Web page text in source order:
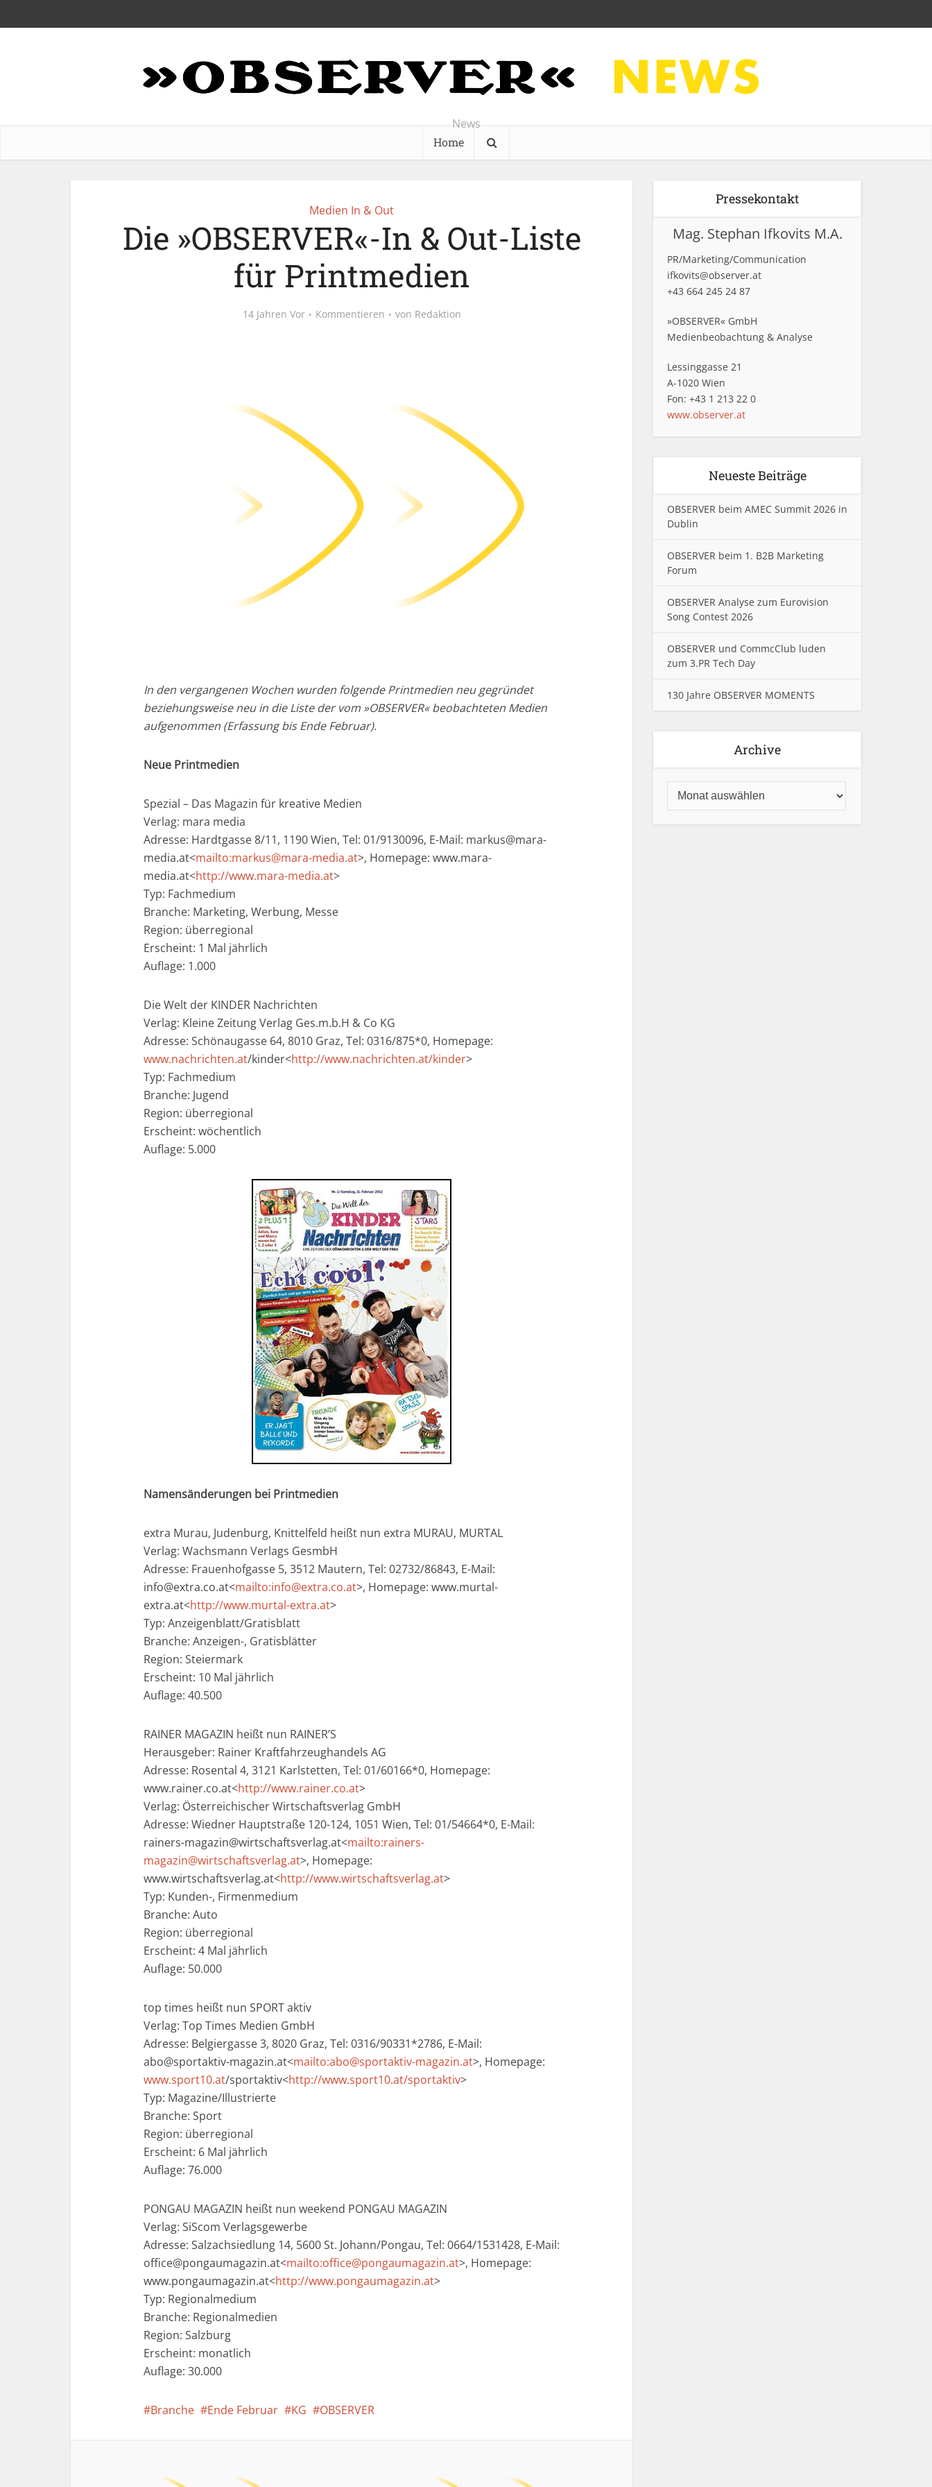
News
Home
Medien In & Out
Die »OBSERVER«-In & Out-Liste
für Printmedien
14 Jahren Vor Kommentieren von Redaktion
In den vergangenen Wochen wurden folgende Printmedien neu gegründet
beziehungsweise neu in die Liste der vom »OBSERVER« beobachteten Medien
aufgenommen (Erfassung bis Ende Februar).
Neue Printmedien
Spezial – Das Magazin für kreative Medien
Verlag: mara media
Adresse: Hardtgasse 8/11, 1190 Wien, Tel: 01/9130096, E-Mail: markus@mara-
media.at<mailto:markus@mara-media.at>, Homepage: www.mara-
media.at<http://www.mara-media.at>
Typ: Fachmedium
Branche: Marketing, Werbung, Messe
Region: überregional
Erscheint: 1 Mal jährlich
Auflage: 1.000
Die Welt der KINDER Nachrichten
Verlag: Kleine Zeitung Verlag Ges.m.b.H & Co KG
Adresse: Schönaugasse 64, 8010 Graz, Tel: 0316/875*0, Homepage:
www.nachrichten.at/kinder<http://www.nachrichten.at/kinder>
Typ: Fachmedium
Branche: Jugend
Region: überregional
Erscheint: wöchentlich
Auflage: 5.000
Namensänderungen bei Printmedien
extra Murau, Judenburg, Knittelfeld heißt nun extra MURAU, MURTAL
Verlag: Wachsmann Verlags GesmbH
Adresse: Frauenhofgasse 5, 3512 Mautern, Tel: 02732/86843, E-Mail:
info@extra.co.at<mailto:info@extra.co.at>, Homepage: www.murtal-
extra.at<http://www.murtal-extra.at>
Typ: Anzeigenblatt/Gratisblatt
Branche: Anzeigen-, Gratisblätter
Region: Steiermark
Erscheint: 10 Mal jährlich
Auflage: 40.500
RAINER MAGAZIN heißt nun RAINER’S
Herausgeber: Rainer Kraftfahrzeughandels AG
Adresse: Rosental 4, 3121 Karlstetten, Tel: 01/60166*0, Homepage:
www.rainer.co.at<http://www.rainer.co.at>
Verlag: Österreichischer Wirtschaftsverlag GmbH
Adresse: Wiedner Hauptstraße 120-124, 1051 Wien, Tel: 01/54664*0, E-Mail:
rainers-magazin@wirtschaftsverlag.at<mailto:rainers-
magazin@wirtschaftsverlag.at>, Homepage:
www.wirtschaftsverlag.at<http://www.wirtschaftsverlag.at>
Typ: Kunden-, Firmenmedium
Branche: Auto
Region: überregional
Erscheint: 4 Mal jährlich
Auflage: 50.000
top times heißt nun SPORT aktiv
Verlag: Top Times Medien GmbH
Adresse: Belgiergasse 3, 8020 Graz, Tel: 0316/90331*2786, E-Mail:
abo@sportaktiv-magazin.at<mailto:abo@sportaktiv-magazin.at>, Homepage:
www.sport10.at/sportaktiv<http://www.sport10.at/sportaktiv>
Typ: Magazine/Illustrierte
Branche: Sport
Region: überregional
Erscheint: 6 Mal jährlich
Auflage: 76.000
PONGAU MAGAZIN heißt nun weekend PONGAU MAGAZIN
Verlag: SiScom Verlagsgewerbe
Adresse: Salzachsiedlung 14, 5600 St. Johann/Pongau, Tel: 0664/1531428, E-Mail:
office@pongaumagazin.at<mailto:office@pongaumagazin.at>, Homepage:
www.pongaumagazin.at<http://www.pongaumagazin.at>
Typ: Regionalmedium
Branche: Regionalmedien
Region: Salzburg
Erscheint: monatlich
Auflage: 30.000
Branche Ende Februar KG OBSERVER
Pressekontakt
Mag. Stephan Ifkovits M.A.
PR/Marketing/Communication
ifkovits@observer.at
+43 664 245 24 87
»OBSERVER« GmbH
Medienbeobachtung & Analyse
Lessinggasse 21
A-1020 Wien
Fon: +43 1 213 22 0
www.observer.at
Neueste Beiträge
OBSERVER beim AMEC Summit 2026 in
Dublin
OBSERVER beim 1. B2B Marketing
Forum
OBSERVER Analyse zum Eurovision
Song Contest 2026
OBSERVER und CommcClub luden
zum 3.PR Tech Day
130 Jahre OBSERVER MOMENTS
Archive